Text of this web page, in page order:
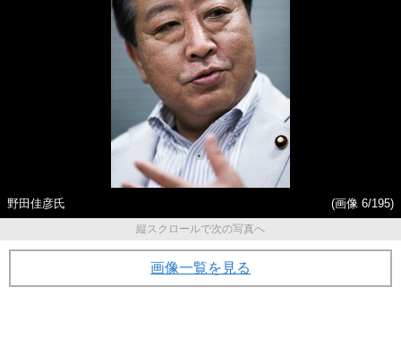
野田佳彦氏
(画像 6/195)
縦スクロールで次の写真へ
画像一覧を見る